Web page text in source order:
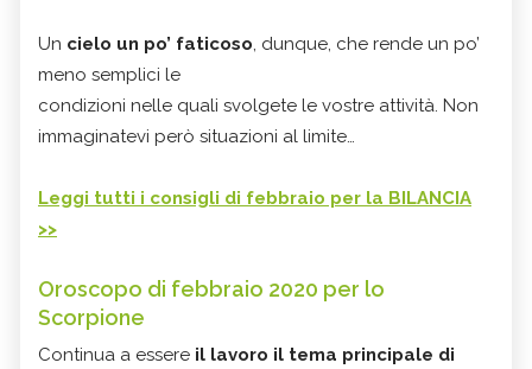
Un cielo un po’ faticoso, dunque, che rende un po’
meno semplici le
condizioni nelle quali svolgete le vostre attività. Non
immaginatevi però situazioni al limite…
Leggi tutti i consigli di febbraio per la BILANCIA
>>
Oroscopo di febbraio 2020 per lo
Scorpione
Continua a essere il lavoro il tema principale di